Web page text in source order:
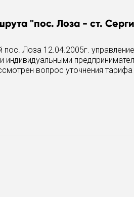
"пос. Лоза - ст.
Лоза 12.04.2005г.
индивидуальными
вопрос уточнения